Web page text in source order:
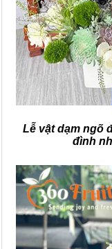
Lễ vật dạm ngõ
đình